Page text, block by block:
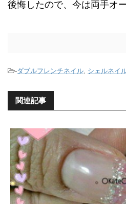
後悔したので、今は両手オ
-ダブルフレンチネイル シェルネイ
関連記事